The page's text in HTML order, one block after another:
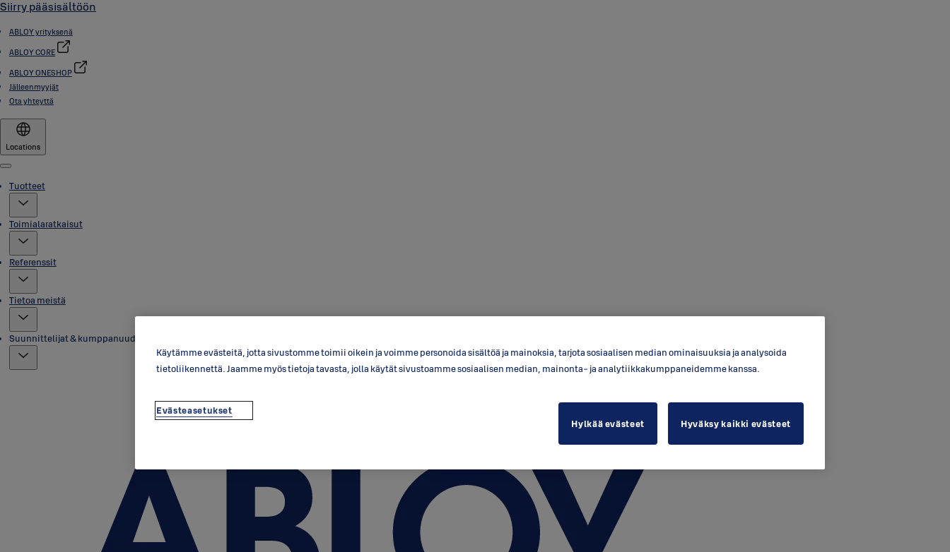
Siirry pääsisältöön
ABLOY yrityksenä
ABLOY CORE
ABLOY ONESHOP
Jälleenmyyjät
Ota yhteyttä
Locations
Menu
Tuotteet
Toimialaratkaisut
Referenssit
Tietoa meistä
Suunnittelijat & kumppanuudet
Käytämme evästeitä, jotta sivustomme toimii oikein ja voimme personoida sisältöä ja mainoksia, tarjota sosiaalisen median ominaisuuksia ja analysoida
tietoliikennettä. Jaamme myös tietoja tavasta, jolla käytät sivustoamme sosiaalisen median, mainonta- ja analytiikkakumppaneidemme kanssa.
Evästeasetukset
Hylkää evästeet
Hyväksy kaikki evästeet